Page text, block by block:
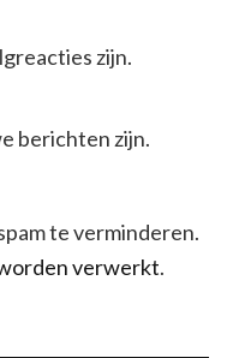
zijn.
berichten zijn.
te verminderen.
verwerkt.